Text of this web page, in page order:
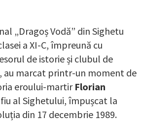
„Dragoș Vodă” din Sighetu
a XI-C, împreună cu
de istorie și clubul de
au marcat printr-un moment de
eroului-martir Florian
al Sighetului, împușcat la
din 17 decembrie 1989.